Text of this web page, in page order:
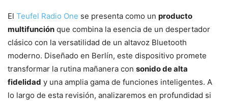
El Teufel Radio One se presenta como un producto
multifunción que combina la esencia de un despertador
clásico con la versatilidad de un altavoz Bluetooth
moderno. Diseñado en Berlín, este dispositivo promete
transformar la rutina mañanera con sonido de alta
fidelidad y una amplia gama de funciones inteligentes. A
lo largo de esta revisión, analizaremos en profundidad si